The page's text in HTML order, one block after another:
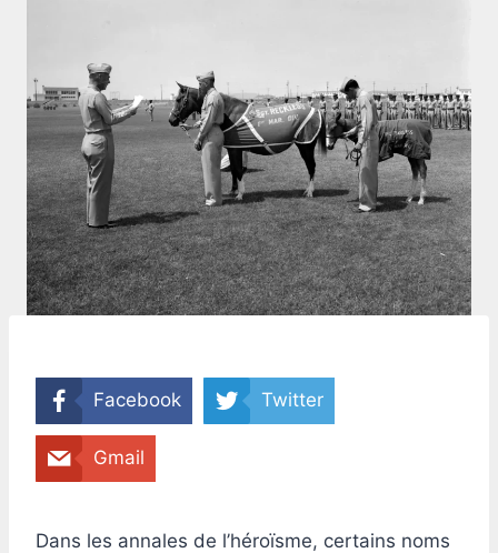
Facebook Twitter
Gmail
Dans les annales de l’héroïsme, certains noms